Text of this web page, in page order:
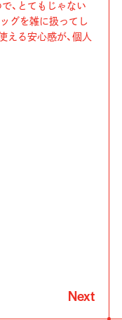
、とてもじゃない
グを雑に扱ってし
える安心感が、個人
Next